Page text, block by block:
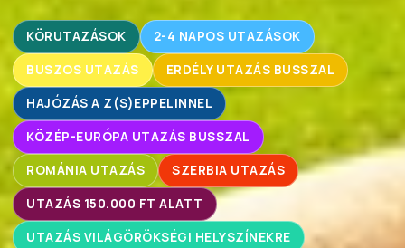
KÖRUTAZÁSOK 2-4 NAPOS UTAZÁSOK
BUSZOS UTAZÁS ERDÉLY UTAZÁS BUSSZAL
HAJÓZÁS A Z(S)EPPELINNEL
KÖZÉP-EURÓPA UTAZÁS BUSSZAL
ROMÁNIA UTAZÁS SZERBIA UTAZÁS
UTAZÁS 150.000 FT ALATT
UTAZÁS VILÁGÖRÖKSÉGI HELYSZÍNEKRE